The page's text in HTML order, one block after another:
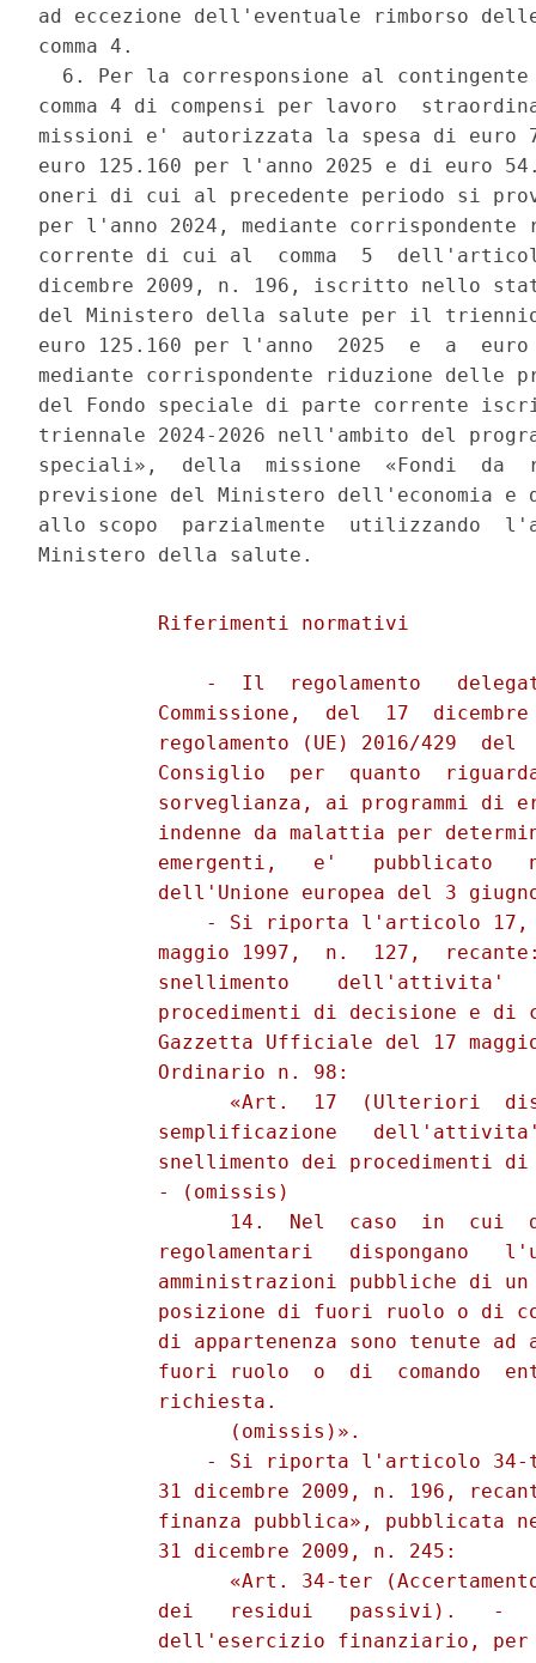
ad eccezione dell'eventuale rimborso
comma 4.
6. Per la corresponsione al
comma 4 di compensi per lavoro
missioni e' autorizzata la spesa di euro
euro 125.160 per l'anno 2025 e di euro
oneri di cui al precedente periodo si
per l'anno 2024, mediante
corrente di cui al  comma  5
dicembre 2009, n. 196, iscritto nello
del Ministero della salute per il
euro 125.160 per l'anno  2025  e  a
mediante corrispondente riduzione delle
del Fondo speciale di parte corrente
triennale 2024-2026 nell'ambito del
speciali»,  della  missione  «Fondi
previsione del Ministero dell'economia
allo scopo  parzialmente  utilizzando
          Riferimenti normativi
-  Il  regolamento
Commissione,  del  17
regolamento (UE) 2016/429  del
Consiglio  per  quanto
sorveglianza, ai programmi di
indenne da malattia per
emergenti,   e'   pubblicato
dell'Unione europea del 3
- Si riporta l'articolo
maggio 1997,  n.  127,
snellimento    dell'attivita'
procedimenti di decisione e di
Gazzetta Ufficiale del 17
          Ordinario n. 98:
«Art.  17  (Ulteriori
semplificazione
snellimento dei procedimenti
          - (omissis)
14.  Nel  caso  in  cui
regolamentari   dispongano
amministrazioni pubbliche di
posizione di fuori ruolo o di
di appartenenza sono tenute ad
fuori ruolo  o  di  comando
          richiesta.
                (omissis)».
- Si riporta l'articolo
31 dicembre 2009, n. 196,
finanza pubblica», pubblicata
          31 dicembre 2009, n. 245:
«Art. 34-ter
dei   residui   passivi).   -
dell'esercizio finanziario,